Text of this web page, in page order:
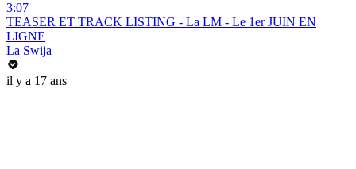
3:07
TEASER ET TRACK LISTING - La LM - Le 1er JUIN EN
LIGNE
La Swija
il y a 17 ans